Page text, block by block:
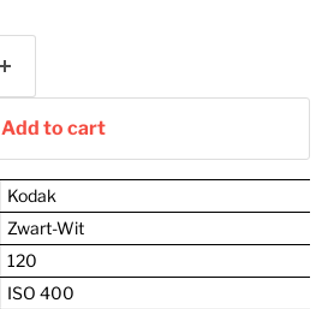
Add to cart
Kodak
Zwart-Wit
120
ISO 400